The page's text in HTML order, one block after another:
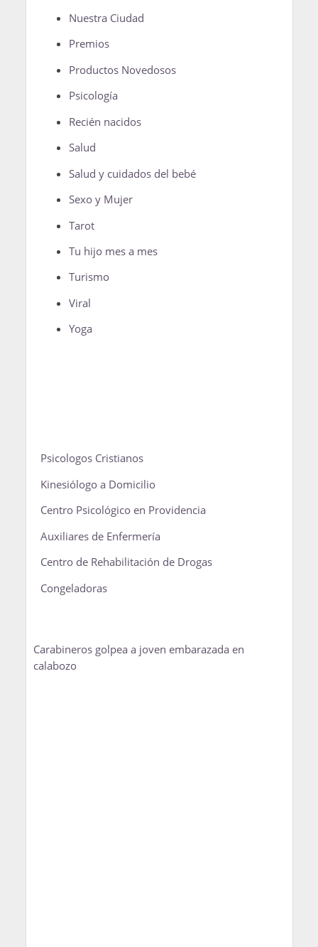
Nuestra Ciudad
Premios
Productos Novedosos
Psicología
Recién nacidos
Salud
Salud y cuidados del bebé
Sexo y Mujer
Tarot
Tu hijo mes a mes
Turismo
Viral
Yoga
Psicologos Cristianos
Kinesiólogo a Domicilio
Centro Psicológico en Providencia
Auxiliares de Enfermería
Centro de Rehabilitación de Drogas
Congeladoras
Carabineros golpea a joven embarazada en
calabozo